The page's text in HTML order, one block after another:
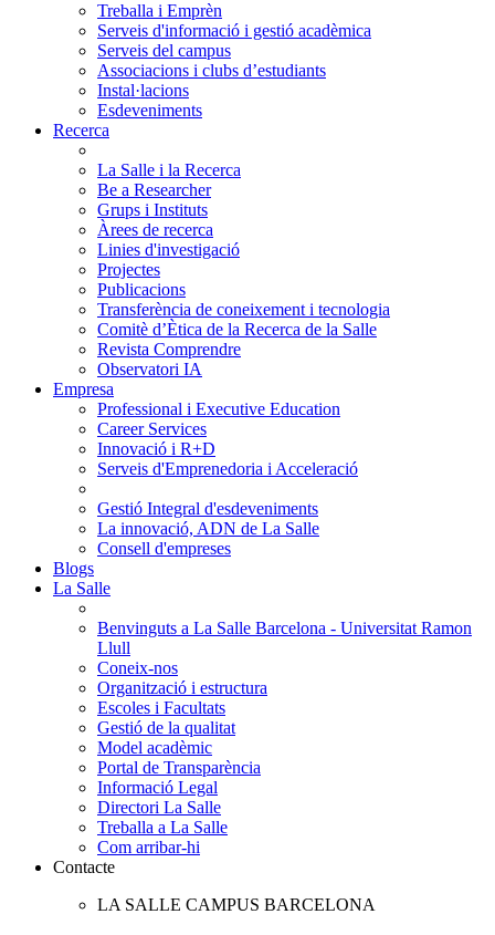
Treballa i Emprèn
Serveis d'informació i gestió acadèmica
Serveis del campus
Associacions i clubs d’estudiants
Instal·lacions
Esdeveniments
Recerca
La Salle i la Recerca
Be a Researcher
Grups i Instituts
Àrees de recerca
Linies d'investigació
Projectes
Publicacions
Transferència de coneixement i tecnologia
Comitè d’Ètica de la Recerca de la Salle
Revista Comprendre
Observatori IA
Empresa
Professional i Executive Education
Career Services
Innovació i R+D
Serveis d'Emprenedoria i Acceleració
Gestió Integral d'esdeveniments
La innovació, ADN de La Salle
Consell d'empreses
Blogs
La Salle
Benvinguts a La Salle Barcelona - Universitat Ramon
Llull
Coneix-nos
Organització i estructura
Escoles i Facultats
Gestió de la qualitat
Model acadèmic
Portal de Transparència
Informació Legal
Directori La Salle
Treballa a La Salle
Com arribar-hi
Contacte
LA SALLE CAMPUS BARCELONA